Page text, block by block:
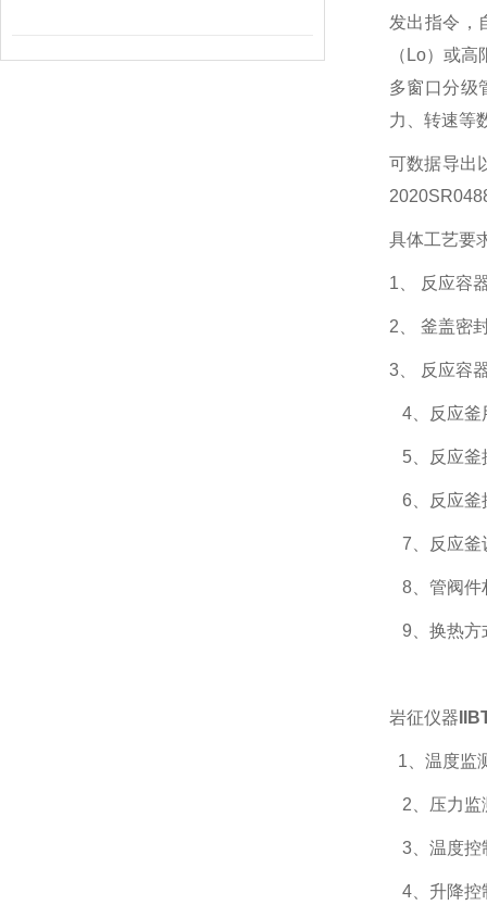
发出指令，
（Lo）或
多窗口分级
力、转速等
可数据导出
具体工艺要
1、 反应容
2、 釜盖密
3、 反应容
4、 反应釜
5、 反应釜
6、 反应釜
7、 反应釜
8、 管阀件
9、 换热方
岩征仪器
1、 温度监
2、 压力监
3、 温度控
4、 升降控